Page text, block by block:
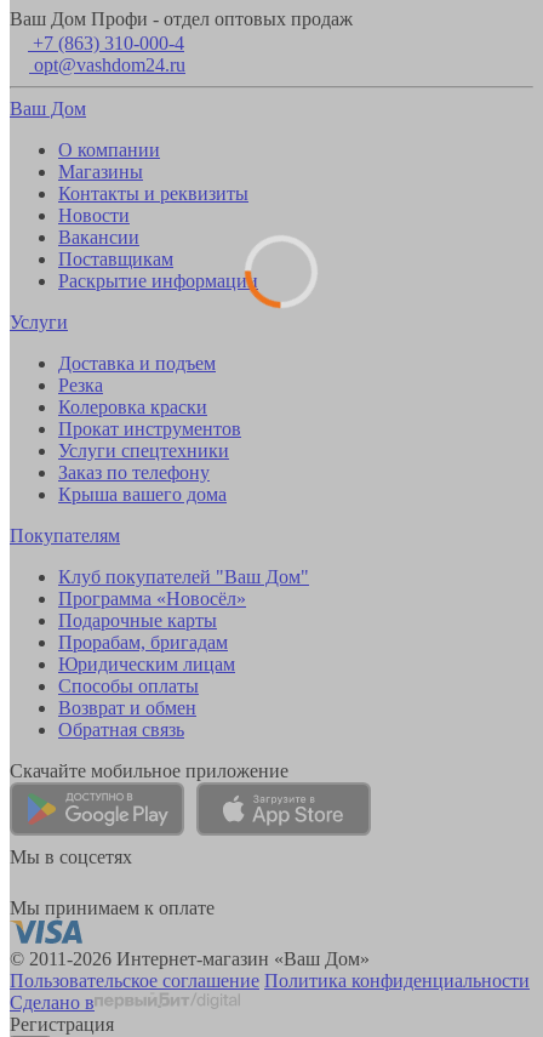
Ваш Дом Профи - отдел оптовых продаж
+7 (863) 310-000-4
opt@vashdom24.ru
Ваш Дом
О компании
Магазины
Контакты и реквизиты
Новости
Вакансии
Поставщикам
Раскрытие информации
Услуги
Доставка и подъем
Резка
Колеровка краски
Прокат инструментов
Услуги спецтехники
Заказ по телефону
Крыша вашего дома
Покупателям
Клуб покупателей "Ваш Дом"
Программа «Новосёл»
Подарочные карты
Прорабам, бригадам
Юридическим лицам
Способы оплаты
Возврат и обмен
Обратная связь
Скачайте мобильное приложение
Мы в соцсетях
Мы принимаем к оплате
© 2011-2026 Интернет-магазин «Ваш Дом»
Пользовательское соглашение Политика конфиденциальности
Сделано в
Регистрация